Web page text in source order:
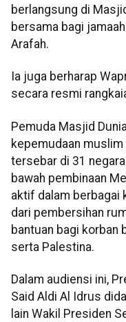
berlangsung di
bersama bagi
Arafah.
Ia juga berharap
secara resmi
Pemuda Masjid
kepemudaan
tersebar di 31
bawah pembinaan
aktif dalam berbagai
dari pembersihan
bantuan bagi korban
serta Palestina.
Dalam audiensi ini,
Said Aldi Al Idrus
lain Wakil Presiden